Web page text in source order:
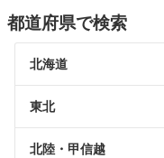
都道府県で検索
北海道
東北
北陸・甲信越